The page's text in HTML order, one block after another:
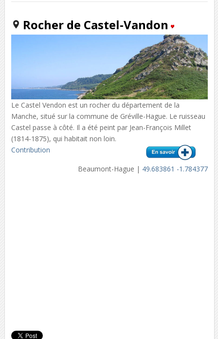
Rocher de Castel-Vandon
Le Castel Vendon est un rocher du département de la
Manche, situé sur la commune de Gréville-Hague. Le ruisseau
Castel passe à côté. Il a été peint par Jean-François Millet
(1814-1875), qui habitait non loin.
Contribution
Beaumont-Hague | 49.683861 -1.784377